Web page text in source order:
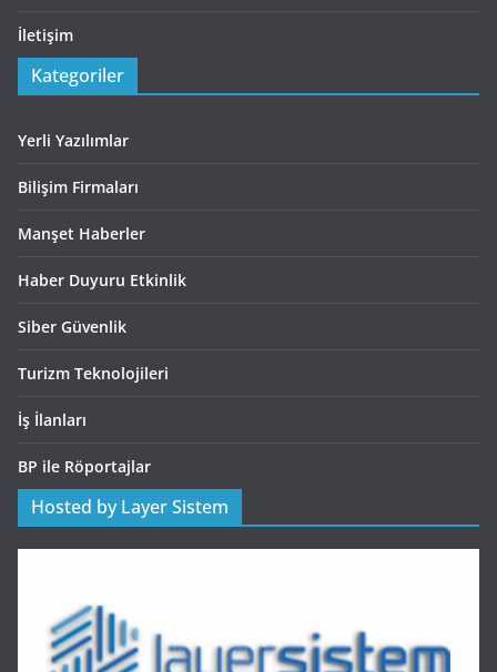
İletişim
Kategoriler
Yerli Yazılımlar
Bilişim Firmaları
Manşet Haberler
Haber Duyuru Etkinlik
Siber Güvenlik
Turizm Teknolojileri
İş İlanları
BP ile Röportajlar
Hosted by Layer Sistem